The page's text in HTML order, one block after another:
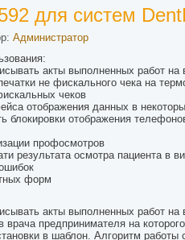
для систем
Администратор
акты выполненных работ на
не фискального чека на
чеков
отображения данных в
блокировки отображения
профосмотров
результата осмотра пациента в
форм
акты выполненных работ
врача предпринимателя на
в шаблон. Алгоритм